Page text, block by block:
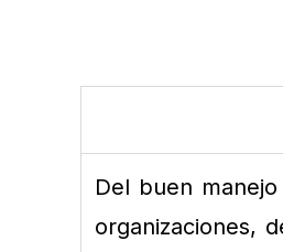
Del buen
organizaciones,